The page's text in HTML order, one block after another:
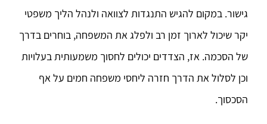
גישור. במקום להגיש התנגדות לצוואה ולנהל הליך משפטי
יקר שיכול לארוך זמן רב ולפלג את המשפחה, בוחרים בדרך
של הסכמה. אז, הצדדים יכולים לחסוך משמעותית בעלויות
וכן לסלול את הדרך חזרה ליחסי משפחה חמים על אף
הסכסוך.